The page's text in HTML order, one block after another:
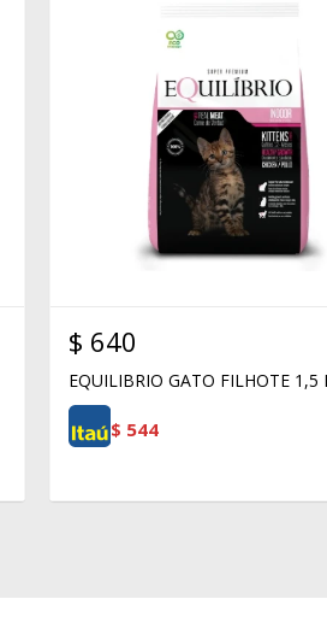
$ 640
EQUILIBRIO GATO FILHOTE 1,5
$ 544